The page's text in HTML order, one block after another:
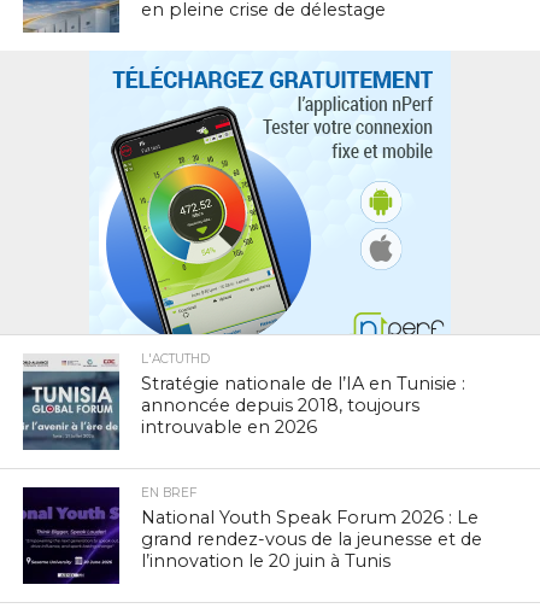
en pleine crise de délestage
L'ACTUTHD
Stratégie nationale de l’IA en Tunisie :
annoncée depuis 2018, toujours
introuvable en 2026
EN BREF
National Youth Speak Forum 2026 : Le
grand rendez-vous de la jeunesse et de
l’innovation le 20 juin à Tunis